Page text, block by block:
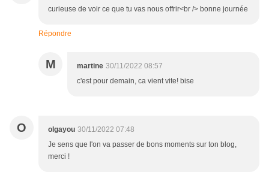
curieuse de voir ce que tu vas nous offrir<br /> bonne journée
Répondre
M martine 30/11/2022 08:57
c'est pour demain, ca vient vite! bise
O olgayou 30/11/2022 07:48
Je sens que l'on va passer de bons moments sur ton blog,
merci !